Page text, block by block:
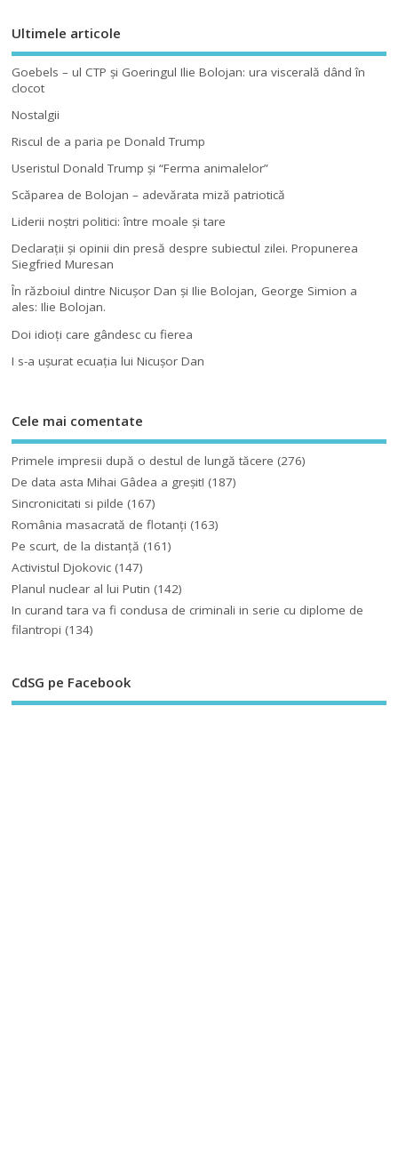
Ultimele articole
Goebels – ul CTP şi Goeringul Ilie Bolojan: ura viscerală dând în
clocot
Nostalgii
Riscul de a paria pe Donald Trump
Useristul Donald Trump şi “Ferma animalelor”
Scăparea de Bolojan – adevărata miză patriotică
Liderii noştri politici: între moale şi tare
Declaraţii şi opinii din presă despre subiectul zilei. Propunerea
Siegfried Muresan
În războiul dintre Nicuşor Dan şi Ilie Bolojan, George Simion a
ales: Ilie Bolojan.
Doi idioţi care gândesc cu fierea
I s-a uşurat ecuaţia lui Nicuşor Dan
Cele mai comentate
Primele impresii după o destul de lungă tăcere (276)
De data asta Mihai Gâdea a greşit! (187)
Sincronicitati si pilde (167)
România masacrată de flotanţi (163)
Pe scurt, de la distanță (161)
Activistul Djokovic (147)
Planul nuclear al lui Putin (142)
In curand tara va fi condusa de criminali in serie cu diplome de
filantropi (134)
CdSG pe Facebook